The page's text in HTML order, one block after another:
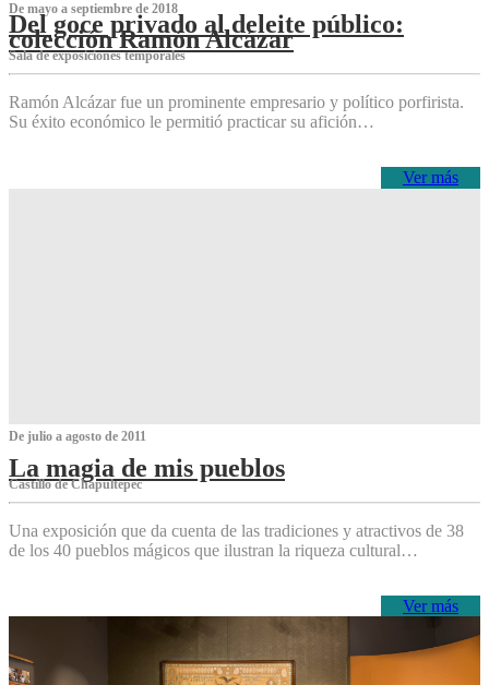
De mayo a septiembre de 2018
Del goce privado al deleite público:
colección Ramón Alcázar
Sala de exposiciones temporales
Ramón Alcázar fue un prominente empresario y político porfirista.
Su éxito económico le permitió practicar su afición…
Ver más
De julio a agosto de 2011
La magia de mis pueblos
Castillo de Chapultepec
Una exposición que da cuenta de las tradiciones y atractivos de 38
de los 40 pueblos mágicos que ilustran la riqueza cultural…
Ver más